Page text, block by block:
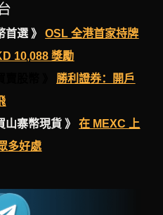
首選 》OSL 全港首家持牌
10,088 獎勵
勝利證券：開戶
山寨幣現貨 》在 MEXC 上
多好處